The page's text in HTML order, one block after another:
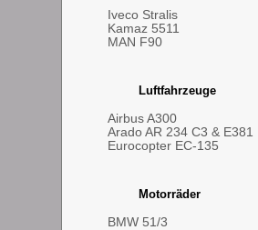
Iveco Stralis
Kamaz 5511
MAN F90
Luftfahrzeuge
Airbus A300
Arado AR 234 C3 & E381
Eurocopter EC-135
Motorräder
BMW 51/3